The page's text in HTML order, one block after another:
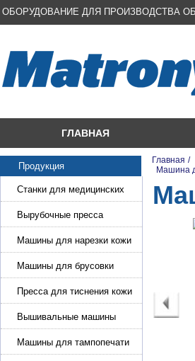
ОБОРУДОВАНИЕ ДЛЯ ПРОИЗВОДСТВА
ГЛАВНАЯ
Продукция
Станки для медицинских
масок
Вырубочные пресса
Машины для нарезки кожи
и стропы
Машины для брусовки
кожи,меха,поролона
Пресса для тиснения кожи
Вышивальные машины
Машины для тампопечати
Главная /
Машина